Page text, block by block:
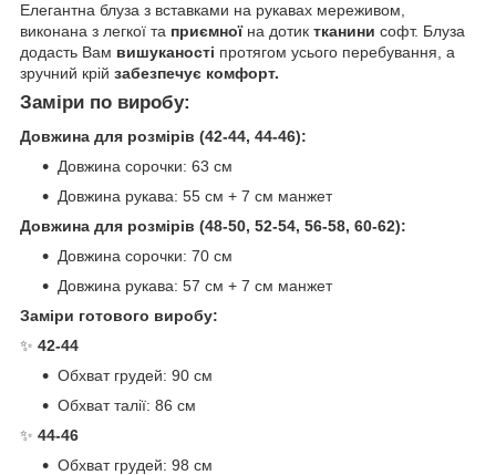
Елегантна блуза з вставками на рукавах мереживом,
виконана з легкої та приємної на дотик тканини софт. Блуза
додасть Вам вишуканості протягом усього перебування, а
зручний крій забезпечує комфорт.
Заміри по виробу:
Довжина для розмірів (42-44, 44-46):
Довжина сорочки: 63 см
Довжина рукава: 55 см + 7 см манжет
Довжина для розмірів (48-50, 52-54, 56-58, 60-62):
Довжина сорочки: 70 см
Довжина рукава: 57 см + 7 см манжет
Заміри готового виробу:
✨ 42-44
Обхват грудей: 90 см
Обхват талії: 86 см
✨ 44-46
Обхват грудей: 98 см